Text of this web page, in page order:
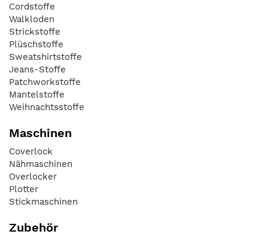
Cordstoffe
Walkloden
Strickstoffe
Plüschstoffe
Sweatshirtstoffe
Jeans-Stoffe
Patchworkstoffe
Mantelstoffe
Weihnachtsstoffe
Maschinen
Coverlock
Nähmaschinen
Overlocker
Plotter
Stickmaschinen
Zubehör